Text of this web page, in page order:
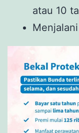
atau 10